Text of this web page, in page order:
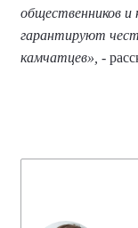
общественников и
гарантируют
камчатцев», -